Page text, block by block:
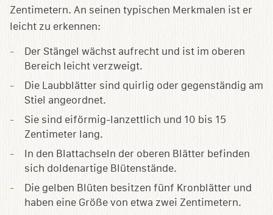
Zentimetern. An seinen typischen Merkmalen ist er
leicht zu erkennen:
Der Stängel wächst aufrecht und ist im oberen
Bereich leicht verzweigt.
Die Laubblätter sind quirlig oder gegenständig am
Stiel angeordnet.
Sie sind eiförmig-lanzettlich und 10 bis 15
Zentimeter lang.
In den Blattachseln der oberen Blätter befinden
sich doldenartige Blütenstände.
Die gelben Blüten besitzen fünf Kronblätter und
haben eine Größe von etwa zwei Zentimetern.